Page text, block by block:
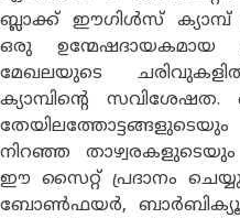
ബ്ലാക്ക് ഈഗിൾസ് ക്യാമ്പ്
ഒരു ഉന്മേഷദായകമായ
മേഖലയുടെ
ക്യാമ്പിൻ്റെ
നിറഞ്ഞ
ഈ സൈറ്റ് പ്രദാനം
ബോൺഫയർ, ബാർബിക്യൂ